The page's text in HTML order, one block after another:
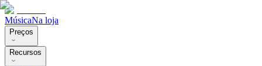
MúsicaNa loja
Preços
Recursos